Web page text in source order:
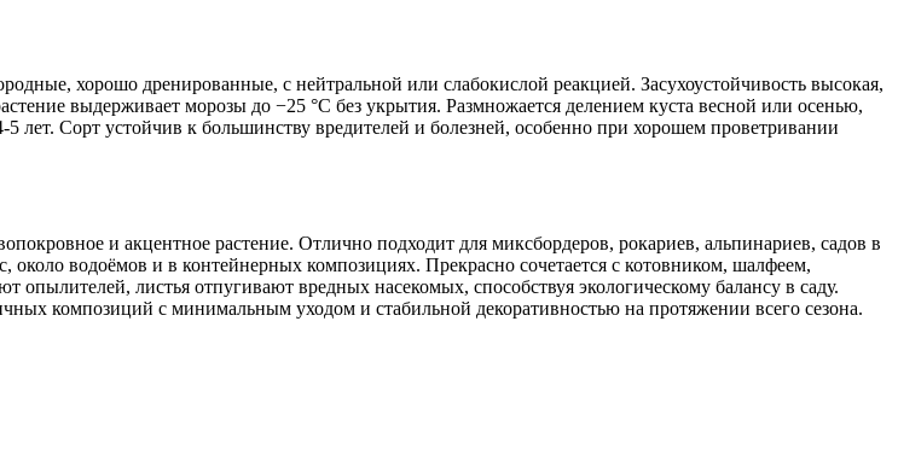
хорошо дренированные, с нейтральной или слабокислой реакцией. Засухоустойчивость высокая,
выдерживает морозы до −25 °C без укрытия. Размножается делением куста весной или осенью,
Сорт устойчив к большинству вредителей и болезней, особенно при хорошем проветривании
и акцентное растение. Отлично подходит для миксбордеров, рокариев, альпинариев, садов в
водоёмов и в контейнерных композициях. Прекрасно сочетается с котовником, шалфеем,
листья отпугивают вредных насекомых, способствуя экологическому балансу в саду.
композиций с минимальным уходом и стабильной декоративностью на протяжении всего сезона.